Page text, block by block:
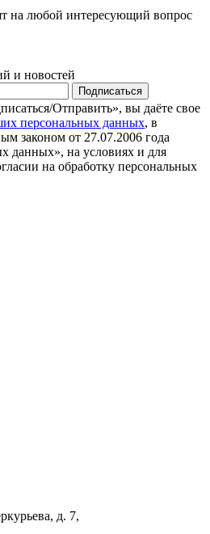
на любой интересующий вопрос
и новостей
Подписаться
Отправить», вы даёте свое
персональных данных, в
законом от 27.07.2006 года
на условиях и для
на обработку персональных
д. 7,